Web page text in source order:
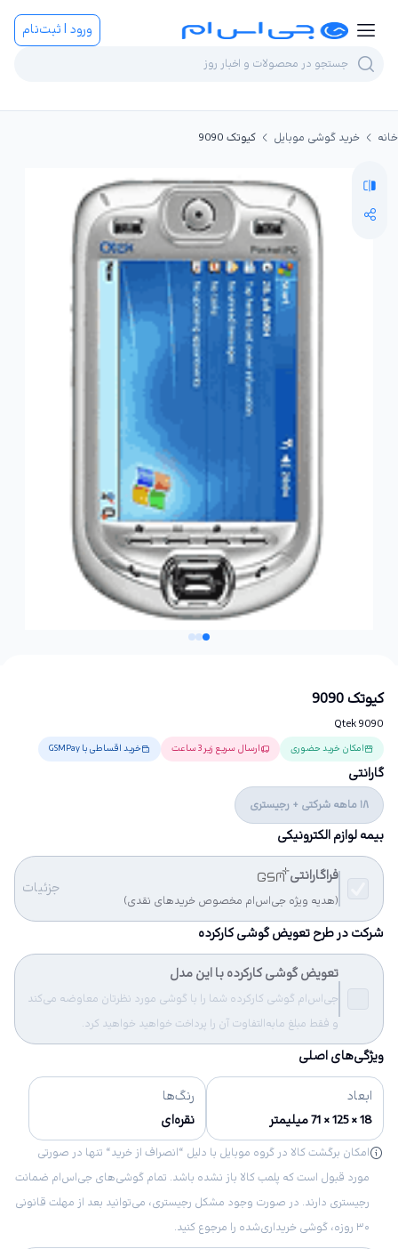
ورود | ثبت‌نام
خانه خرید گوشی موبایل کیوتک 9090
کیوتک 9090
Qtek 9090
امکان خرید حضوری ارسال سریع زیر 3 ساعت خرید اقساطی با GSMPay
گارانتی
18 ماهه شرکتی + رجیستری
بیمه لوازم الکترونیکی
فراگارانتی
(هدیه ویژه جی‌اس‌ام مخصوص خریدهای نقدی)
جزئیات
شرکت در طرح تعویض گوشی کارکرده
تعویض گوشی کارکرده با این مدل
جی‌اس‌ام گوشی کارکرده شما را با گوشی مورد نظرتان معاوضه می‌کند
و فقط مبلغ مابه‌التفاوت آن را پرداخت خواهید خواهید کرد.
ویژگی‌های اصلی
ابعاد
18 × 125 × 71 میلیمتر
رنگ‌ها
نقره‌ای
امکان برگشت کالا در گروه موبایل با دلیل “انصراف از خرید“ تنها در صورتی
مورد قبول است که پلمب کالا باز نشده باشد. تمام گوشی‌های جی‌اس‌ام ضمانت
رجیستری دارند. در صورت وجود مشکل رجیستری، می‌توانید بعد از مهلت قانونی
۳۰ روزه، گوشی خریداری‌شده را مرجوع کنید.